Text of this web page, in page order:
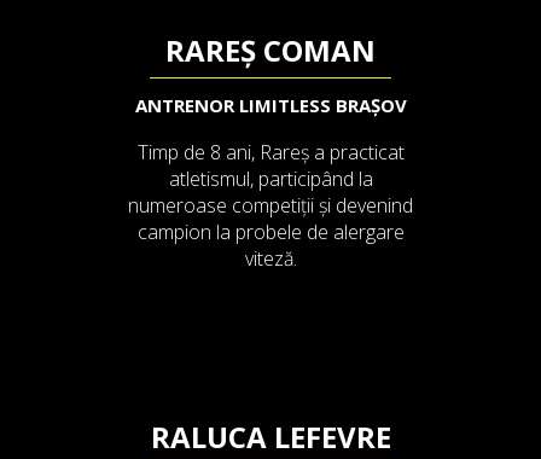
RAREȘ COMAN
ANTRENOR LIMITLESS BRAȘOV
Timp de 8 ani, Rareș a practicat
atletismul, participând la
numeroase competiții și devenind
campion la probele de alergare
viteză.
RALUCA LEFEVRE